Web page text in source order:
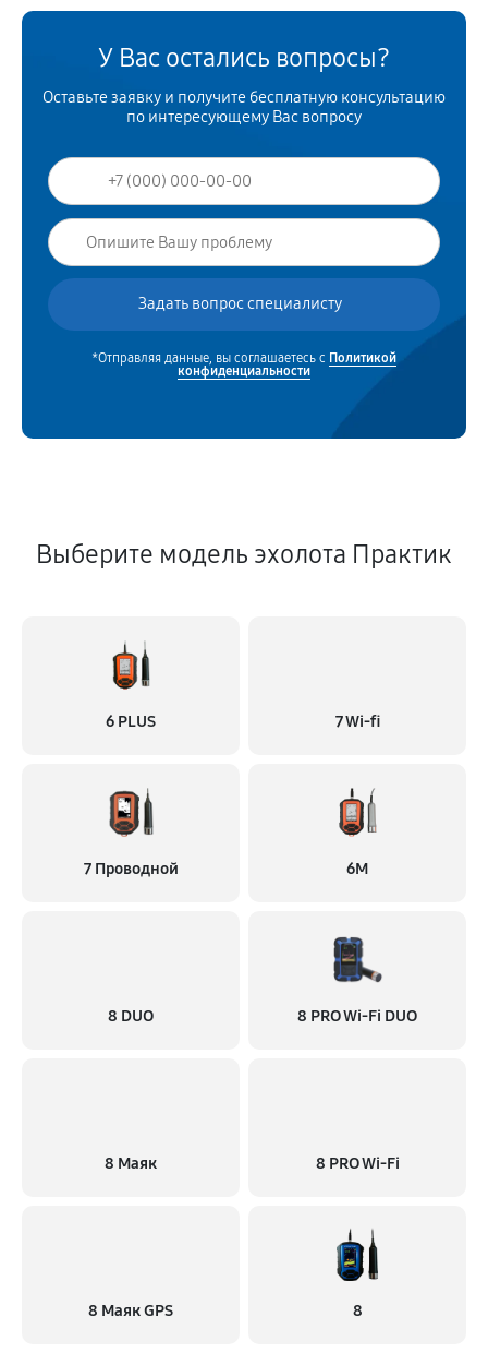
У Вас остались вопросы?
Оставьте заявку и получите бесплатную консультацию
по интересующему Вас вопросу
*Отправляя данные, вы соглашаетесь с Политикой
конфиденциальности
Выберите модель эхолота Практик
6 PLUS 7 Wi-fi
7 Проводной 6M
8 DUO 8 PRO Wi-Fi DUO
8 Маяк 8 PRO Wi-Fi
8 Маяк GPS 8